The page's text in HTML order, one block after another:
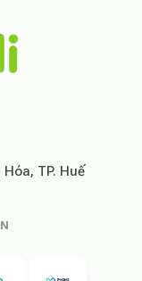
Hóa, TP. Huế